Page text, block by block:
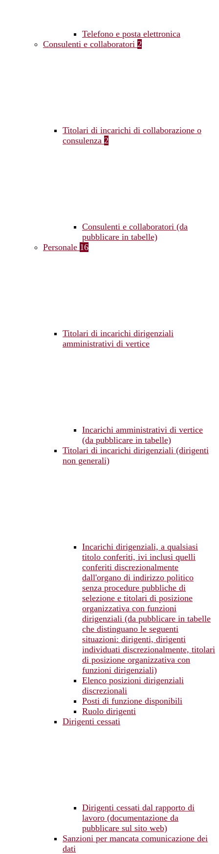
Telefono e posta elettronica
Consulenti e collaboratori 2
Titolari di incarichi di collaborazione o
consulenza 2
Consulenti e collaboratori (da
pubblicare in tabelle)
Personale 16
Titolari di incarichi dirigenziali
amministrativi di vertice
Incarichi amministrativi di vertice
(da pubblicare in tabelle)
Titolari di incarichi dirigenziali (dirigenti
non generali)
Incarichi dirigenziali, a qualsiasi
titolo conferiti, ivi inclusi quelli
conferiti discrezionalmente
dall'organo di indirizzo politico
senza procedure pubbliche di
selezione e titolari di posizione
organizzativa con funzioni
dirigenziali (da pubblicare in tabelle
che distinguano le seguenti
situazioni: dirigenti, dirigenti
individuati discrezionalmente, titolari
di posizione organizzativa con
funzioni dirigenziali)
Elenco posizioni dirigenziali
discrezionali
Posti di funzione disponibili
Ruolo dirigenti
Dirigenti cessati
Dirigenti cessati dal rapporto di
lavoro (documentazione da
pubblicare sul sito web)
Sanzioni per mancata comunicazione dei
dati